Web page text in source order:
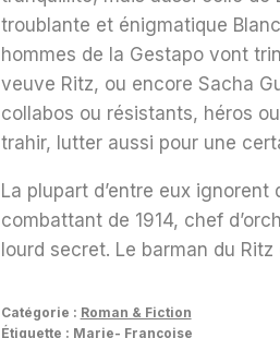
troublante et énigmatique
hommes de la Gestapo vont
veuve Ritz, ou encore Sacha
collabos ou résistants, héros
trahir, lutter aussi pour une
La plupart d’entre eux ignorent
combattant de 1914, chef
lourd secret. Le barman du Ritz
Catégorie : Roman & Fiction
Étiquette : Marie- Françoise